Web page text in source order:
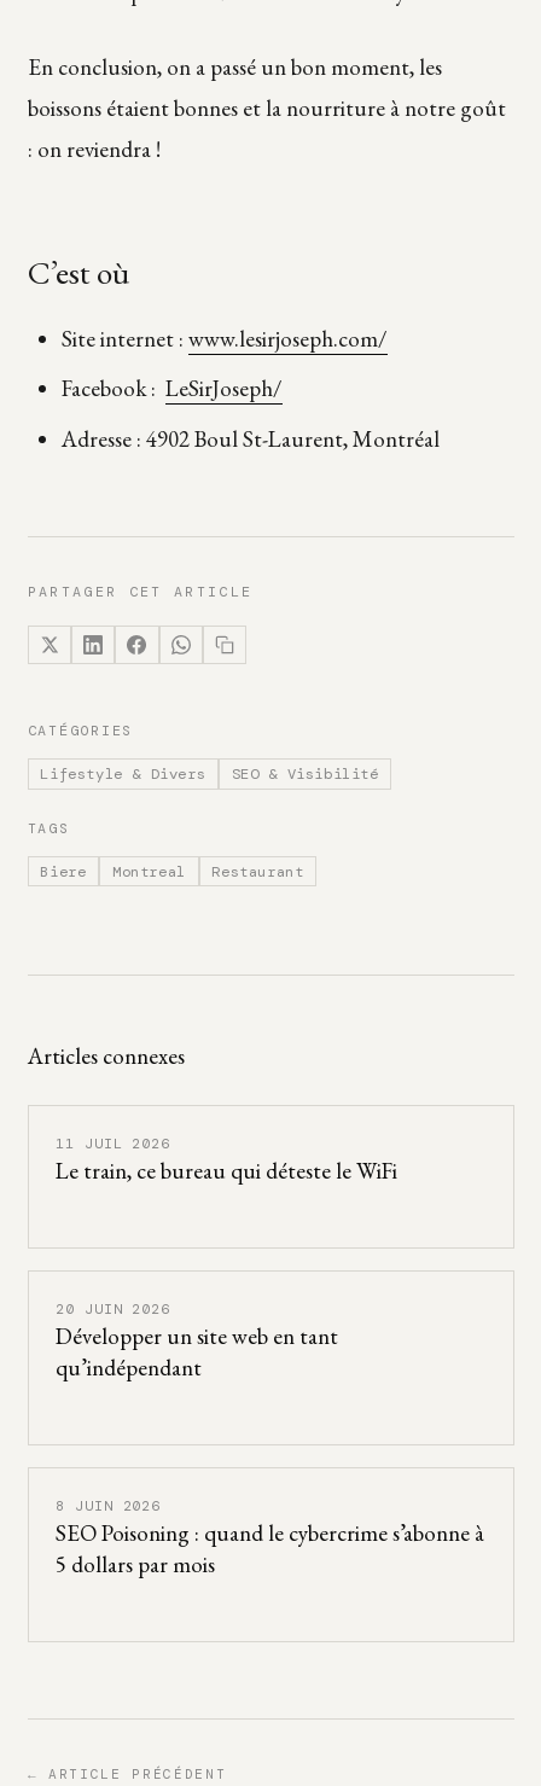
En conclusion, on a passé un bon moment, les
boissons étaient bonnes et la nourriture à notre goût
: on reviendra !
C’est où
Site internet : www.lesirjoseph.com/
Facebook : LeSirJoseph/
Adresse : 4902 Boul St-Laurent, Montréal
PARTAGER CET ARTICLE
CATÉGORIES
Lifestyle & Divers SEO & Visibilité
TAGS
Biere Montreal Restaurant
Articles connexes
11 JUIL 2026
Le train, ce bureau qui déteste le WiFi
20 JUIN 2026
Développer un site web en tant
qu’indépendant
8 JUIN 2026
SEO Poisoning : quand le cybercrime s’abonne à
5 dollars par mois
← ARTICLE PRÉCÉDENT